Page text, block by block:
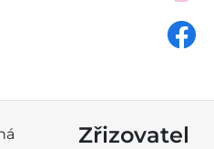
Zřizovatel